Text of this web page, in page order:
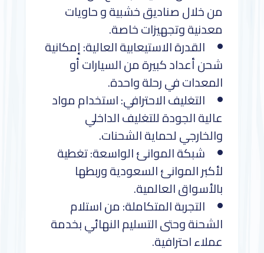
من خلال صناديق خشبية و حاويات
معدنية وتجهيزات خاصة.
القدرة الاستيعابية العالية: إمكانية
شحن أعداد كبيرة من السيارات أو
المعدات في رحلة واحدة.
التغليف الاحترافي: استخدام مواد
عالية الجودة للتغليف الداخلي
والخارجي لحماية الشحنات.
شبكة الموانئ الواسعة: تغطية
لأكبر الموانئ السعودية وربطها
بالأسواق العالمية.
التجربة المتكاملة: من استلام
الشحنة وحتى التسليم النهائي بخدمة
عملاء احترافية.